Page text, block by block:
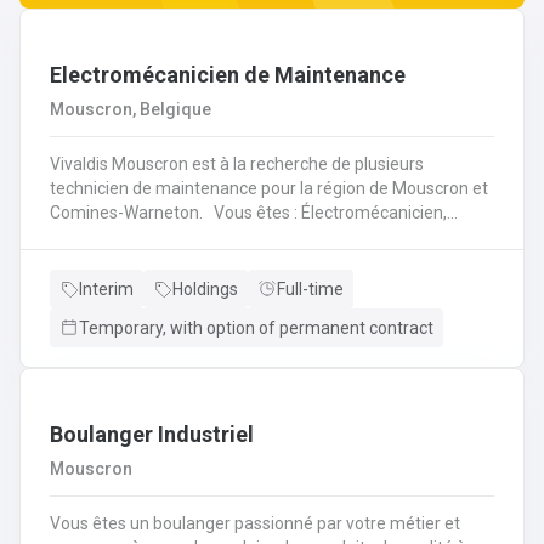
Electromécanicien de Maintenance
Mouscron, Belgique
Vivaldis Mouscron est à la recherche de plusieurs
technicien de maintenance pour la région de Mouscron et
Comines-Warneton. Vous êtes : Électromécanicien,
dynamique et avec un package d'avantages à la clé, nous
des kilomètres, nous vous offrons la possibilité de
profil ci-dessous :
Interim Holdings
Full-time
Temporary, with option of permanent contract
Boulanger Industriel
Mouscron
Vous êtes un boulanger passionné par votre métier et